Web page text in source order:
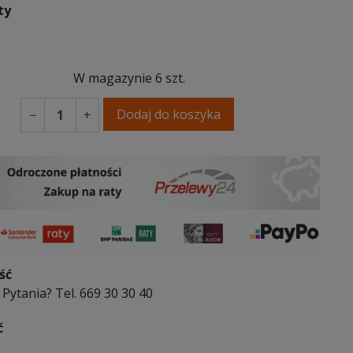
W magazynie 6 szt.
− + Dodaj do koszyka
Tel. 669 30 30 40